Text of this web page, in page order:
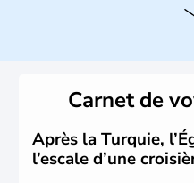
Histoire et
qui constitueront en
ottoman. Après avoir
orientale au territoire
le 29 octobre 1923.
titre de capitale du pays.
Carnet de
Après la Turquie,
l’escale d’une